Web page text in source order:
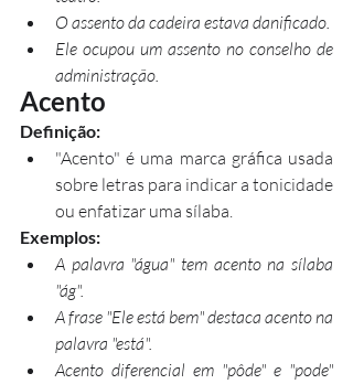
O assento da cadeira estava danificado.
Ele ocupou um assento no conselho de
administração.
Acento
Definição:
"Acento" é uma marca gráfica usada
sobre letras para indicar a tonicidade
ou enfatizar uma sílaba.
Exemplos:
A palavra "água" tem acento na sílaba
"ág".
A frase "Ele está bem" destaca acento na
palavra "está".
Acento diferencial em "pôde" e "pode"